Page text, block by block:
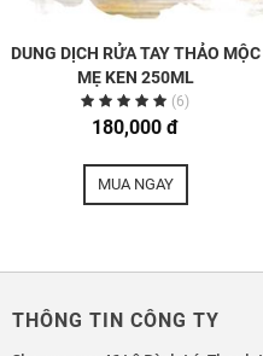
DUNG DỊCH RỬA TAY THẢO MỘC
MẸ KEN 250ML
(6)
180,000 đ
MUA NGAY
THÔNG TIN CÔNG TY